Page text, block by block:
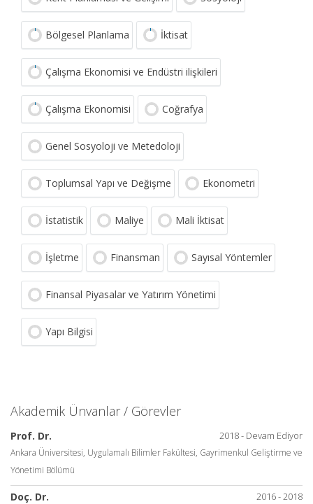
Bölgesel Planlama İktisat
Çalışma Ekonomisi ve Endüstri ilişkileri
Çalışma Ekonomisi Coğrafya
Genel Sosyoloji ve Metedoloji
Toplumsal Yapı ve Değişme Ekonometri
İstatistik Maliye Mali İktisat
İşletme Finansman Sayısal Yöntemler
Finansal Piyasalar ve Yatırım Yönetimi
Yapı Bilgisi
Akademik Ünvanlar / Görevler
2018 - Devam Ediyor
Prof. Dr.
Ankara Üniversitesi, Uygulamalı Bilimler Fakültesi, Gayrimenkul Geliştirme ve
Yönetimi Bölümü
2016 - 2018
Doç. Dr.